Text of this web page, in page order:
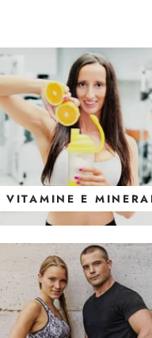
VITAMINE E